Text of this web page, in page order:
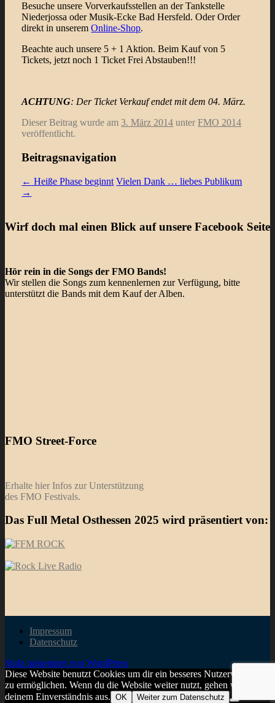
Besuche unsere Vorverkaufsstellen an der Tankstelle
Niederjossa oder Musik-Ecke Bad Hersfeld. Oder Order
direkt in unseremOnline-Shop.
Beachte auch unsere 5 + 1 Aktion. Beim Kauf von 5
Tickets, jetzt noch 1 Ticket Frei Abstauben!!!
ACHTUNG: Der Ticket Verkauf endet mit dem 04. März.
Dieser Beitrag wurde am3. März 2014 unterFMO 2014
veröffentlicht.
Beitragsnavigation
← Heiße Phase beginnt Vielen Dank … liebes Publikum
→
Wirf doch mal einen Blick auf unsere Facebook Seite
Hör rein in die Songs der FMO Bands!
Wir stellen die Songs zum kennenlernen zur Verfügung, bitte
unterstützt die Bands mit dem Kauf der Alben.
FMO Street-Force
Erhalte hier Infos zur Unterstützung
des FMO Festivals.
Das Full Metal Osthessen 2025 wird präsentiert von:
Impressum
Datenschutz
Stolz präsentiert von WordPress
Diese Website benutzt Cookies um dir ein besseres Nutzerverhalten
zu ermöglichen. Wenn du die Website weiter nutzt, gehen wir von
deinem Einverständnis aus. OK Weiter zum Datenschutz